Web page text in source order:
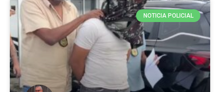
NOTICIA POLICIAL